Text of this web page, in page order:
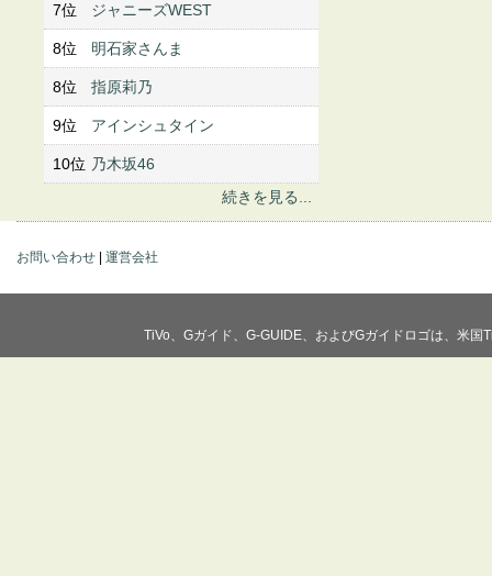
7位 ジャニーズWEST
8位 明石家さんま
8位 指原莉乃
9位 アインシュタイン
10位 乃木坂46
続きを見る...
お問い合わせ 運営会社
TiVo、Gガイド、G-GUIDE、およびGガイドロゴは、米